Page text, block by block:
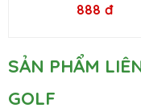
888 đ
SẢN PHẨM
GOLF